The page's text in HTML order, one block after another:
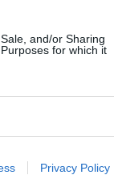
and/or Sharing
for which it
Privacy Policy